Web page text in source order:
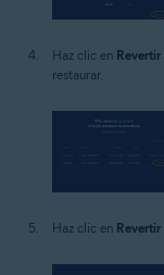
Haz clic en Revertir
restaurar.
Haz clic en Revertir